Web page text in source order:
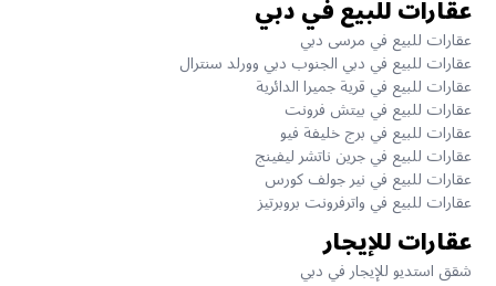
عقارات للبيع في دبي
عقارات للبيع في مرسى دبي
عقارات للبيع في دبي الجنوب دبي وورلد سنترال
عقارات للبيع في قرية جميرا الدائرية
عقارات للبيع في بيتش فرونت
عقارات للبيع في برج خليفة فيو
عقارات للبيع في جرين ناتشر ليفينج
عقارات للبيع في نير جولف كورس
عقارات للبيع في واترفرونت بروبرتيز
عقارات للإيجار
شقق استديو للإيجار في دبي